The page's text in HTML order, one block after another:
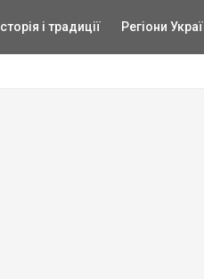
Історія і традиції Регіони